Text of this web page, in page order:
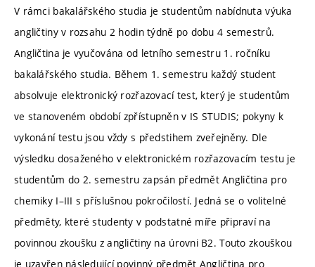
V rámci bakalářského studia je studentům nabídnuta výuka
angličtiny v rozsahu 2 hodin týdně po dobu 4 semestrů.
Angličtina je vyučována od letního semestru 1. ročníku
bakalářského studia. Během 1. semestru každý student
absolvuje elektronický rozřazovací test, který je studentům
ve stanoveném období zpřístupněn v IS STUDIS; pokyny k
vykonání testu jsou vždy s předstihem zveřejněny. Dle
výsledku dosaženého v elektronickém rozřazovacím testu je
studentům do 2. semestru zapsán předmět Angličtina pro
chemiky I–III s příslušnou pokročilostí. Jedná se o volitelné
předměty, které studenty v podstatné míře připraví na
povinnou zkoušku z angličtiny na úrovni B2. Touto zkouškou
je uzavřen následující povinný předmět Angličtina pro